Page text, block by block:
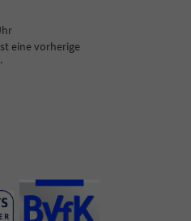
eine vorherige